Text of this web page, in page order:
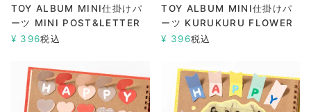
TOY ALBUM MINI仕掛けパ
ーツ MINI POST&LETTER
¥ 396税込
TOY ALBUM MINI仕掛けパ
ーツ KURUKURU FLOWER
¥ 396税込